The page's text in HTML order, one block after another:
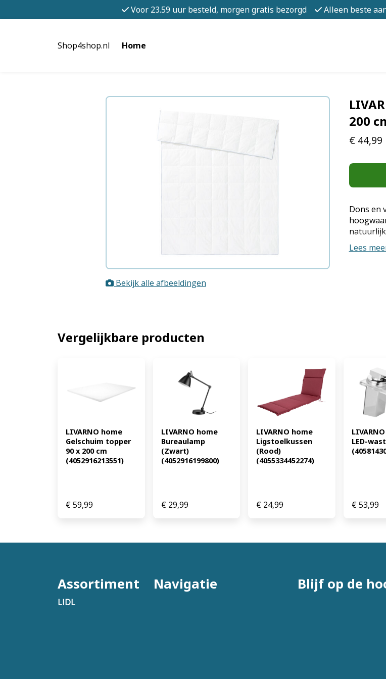
Voor 23.59 uur besteld, morgen gratis bezorgd Alleen beste
Shop4shop.nl Home
Bekijk alle afbeeldingen
200
€ 44,99
Dons en
de
(EAN:
Lees
Vergelijkbare producten
LIVARNO home
Gelschuim topper
90 x 200 cm
(4052916213551)
€59,99
LIVARNO home
Bureaulamp
(Zwart)
(4052916199800)
€29,99
LIVARNO home
Ligstoelkussen
(Rood)
(4055334452274)
€ 24,99
LED-
€53,99
Assortiment
LIDL
Navigatie Blijf op de